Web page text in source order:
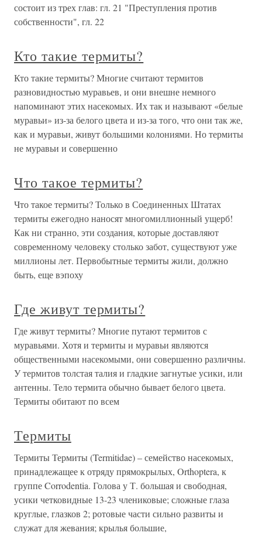
состоит из трех глав: гл. 21 "Преступления против
собственности", гл. 22
Кто такие термиты?
Кто такие термиты? Многие считают термитов
разновидностью муравьев, и они внешне немного
напоминают этих насекомых. Их так и называют «белые
муравьи» из-за белого цвета и из-за того, что они так же,
как и муравьи, живут большими колониями. Но термиты
не муравьи и совершенно
Что такое термиты?
Что такое термиты? Только в Соединенных Штатах
термиты ежегодно наносят многомиллионный ущерб!
Как ни странно, эти создания, которые доставляют
современному человеку столько забот, существуют уже
миллионы лет. Первобытные термиты жили, должно
быть, еще вэпоху
Где живут термиты?
Где живут термиты? Многие путают термитов с
муравьями. Хотя и термиты и муравьи являются
общественными насекомыми, они совершенно различны.
У термитов толстая талия и гладкие загнутые усики, или
антенны. Тело термита обычно бывает белого цвета.
Термиты обитают по всем
Термиты
Термиты Термиты (Termitidae) – семейство насекомых,
принадлежащее к отряду прямокрылых, Orthoptera, к
группе Corrodentia. Голова у Т. большая и свободная,
усики четковидные 13-23 члениковые; сложные глаза
круглые, глазков 2; ротовые части сильно развиты и
служат для жевания; крылья большие,